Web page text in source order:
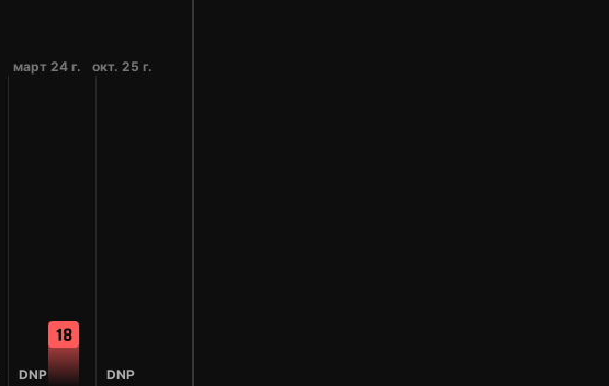
март 24 г.
DNP
18
окт. 25 г.
DNP